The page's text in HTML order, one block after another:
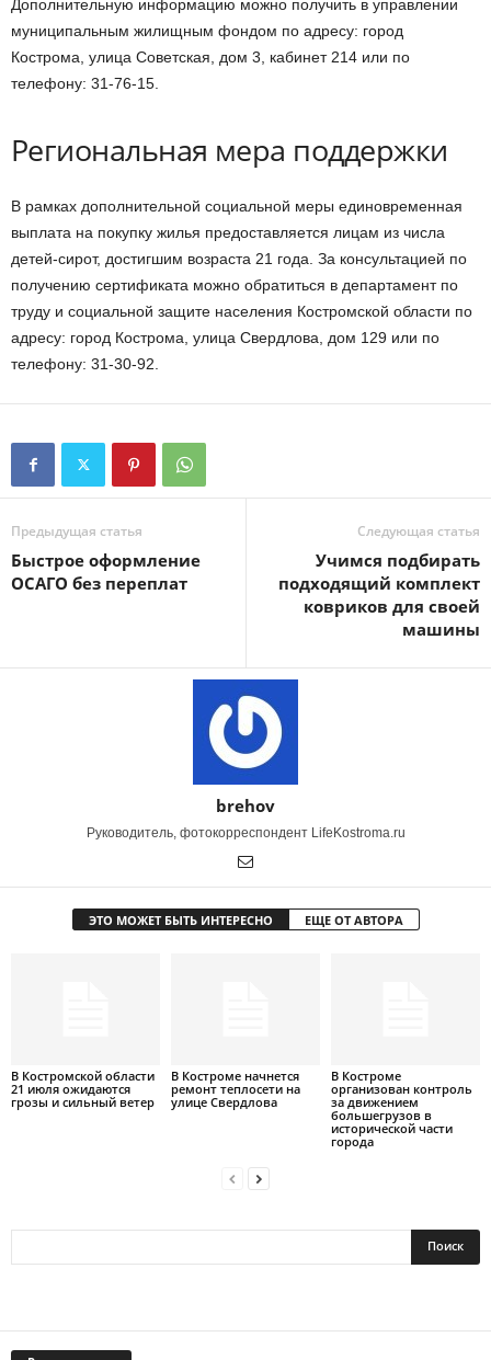
Дополнительную информацию можно получить в управлении
муниципальным жилищным фондом по адресу: город
Кострома, улица Советская, дом 3, кабинет 214 или по
телефону: 31-76-15.
Региональная мера поддержки
В рамках дополнительной социальной меры единовременная
выплата на покупку жилья предоставляется лицам из числа
детей-сирот, достигшим возраста 21 года. За консультацией по
получению сертификата можно обратиться в департамент по
труду и социальной защите населения Костромской области по
адресу: город Кострома, улица Свердлова, дом 129 или по
телефону: 31-30-92.
Предыдущая статья
Быстрое оформление
ОСАГО без переплат
Следующая статья
Учимся подбирать
подходящий комплект
ковриков для своей
машины
brehov
Руководитель, фотокорреспондент LifeKostroma.ru
ЭТО МОЖЕТ БЫТЬ ИНТЕРЕСНО ЕЩЕ ОТ АВТОРА
В Костромской области
21 июля ожидаются
грозы и сильный ветер
В Костроме начнется
ремонт теплосети на
улице Свердлова
В Костроме
организован контроль
за движением
большегрузов в
исторической части
города